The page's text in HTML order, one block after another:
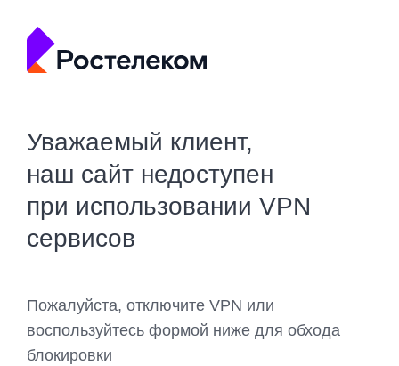
Уважаемый клиент,
наш сайт недоступен
при использовании VPN
сервисов
Пожалуйста, отключите VPN или
воспользуйтесь формой ниже для обхода
блокировки